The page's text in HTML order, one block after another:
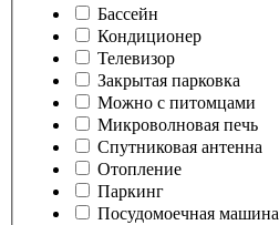
Бассейн
Кондиционер
Телевизор
Закрытая парковка
Можно с питомцами
Микроволновая печь
Спутниковая антенна
Отопление
Паркинг
Посудомоечная машина